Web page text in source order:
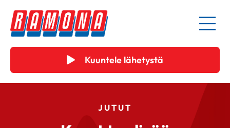
Kuuntele lähetystä
JUTUT